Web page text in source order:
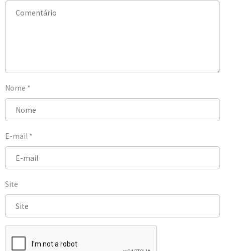
Nome *
E-mail *
Site